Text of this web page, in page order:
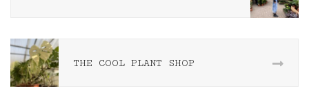
THE COOL PLANT SHOP